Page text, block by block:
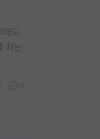
도
저는